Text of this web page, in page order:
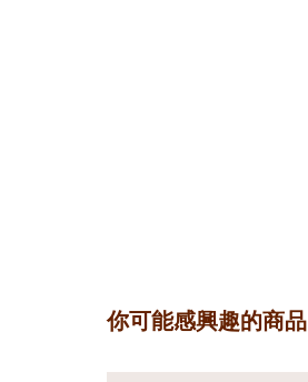
你可能感興趣的商品